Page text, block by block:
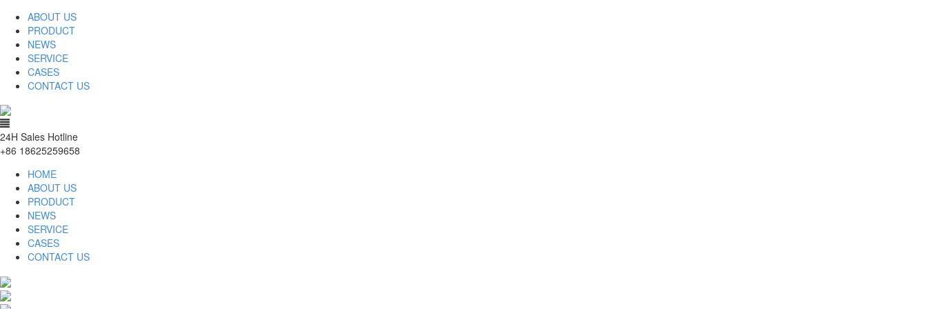
ABOUT US
PRODUCT
NEWS
SERVICE
CASES
CONTACT US
24H Sales Hotline
+86 18625259658
HOME
ABOUT US
PRODUCT
NEWS
SERVICE
CASES
CONTACT US